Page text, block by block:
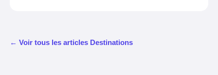
← Voir tous les articles Destinations